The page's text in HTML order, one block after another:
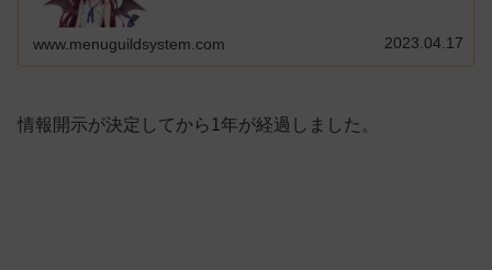
www.menuguildsystem.com 2023.04.17
情報開示が決定してから1年が経過しました。